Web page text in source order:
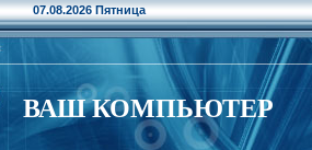
07.08.2026 Пятница
ВАШ КОМПЬЮТЕР